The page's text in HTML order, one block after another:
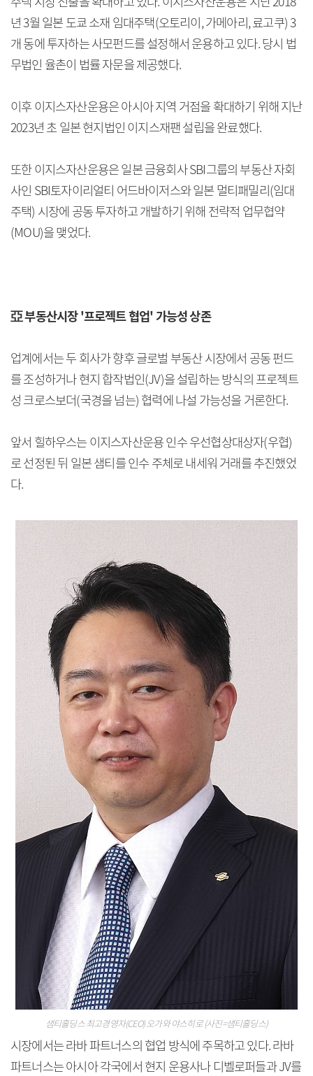
년 3월 일본 도쿄 소재 임대주택(오토리이, 가메아리, 료고쿠) 3
개 동에 투자하는 사모펀드를 설정해서 운용하고 있다. 당시 법
무법인 율촌이 법률 자문을 제공했다.
이후 이지스자산운용은 아시아 지역 거점을 확대하기 위해 지난
2023년 초 일본 현지법인 이지스재팬 설립을 완료했다.
또한 이지스자산운용은 일본 금융회사 SBI그룹의 부동산 자회
사인 SBI토자이리얼티 어드바이저스와 일본 멀티패밀리(임대
주택) 시장에 공동 투자하고 개발하기 위해 전략적 업무협약
(MOU)을 맺었다.
亞 부동산시장 '프로젝트 협업' 가능성 상존
업계에서는 두 회사가 향후 글로벌 부동산 시장에서 공동 펀드
를 조성하거나 현지 합작법인(JV)을 설립하는 방식의 프로젝트
성 크로스보더(국경을 넘는) 협력에 나설 가능성을 거론한다.
앞서 힐하우스는 이지스자산운용 인수 우선협상대상자(우협)
로 선정된 뒤 일본 샘티를 인수 주체로 내세워 거래를 추진했었
다.
샘티홀딩스 최고경영자(CEO) 오가와 야스히로 (사진=샘티홀딩스)
시장에서는 라바 파트너스의 협업 방식에 주목하고 있다. 라바
파트너스는 아시아 각국에서 현지 운용사나 디벨로퍼들과 JV를